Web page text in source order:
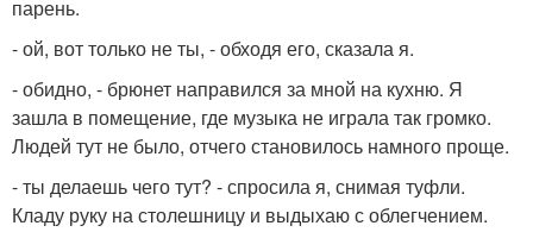
парень.
- ой, вот только не ты, - обходя его, сказала я.
- обидно, - брюнет направился за мной на кухню. Я
зашла в помещение, где музыка не играла так громко.
Людей тут не было, отчего становилось намного проще.
- ты делаешь чего тут? - спросила я, снимая туфли.
Кладу руку на столешницу и выдыхаю с облегчением.